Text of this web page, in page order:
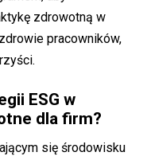
zdrowotną w
pracowników,
ESG w
dla firm?
się środowisku